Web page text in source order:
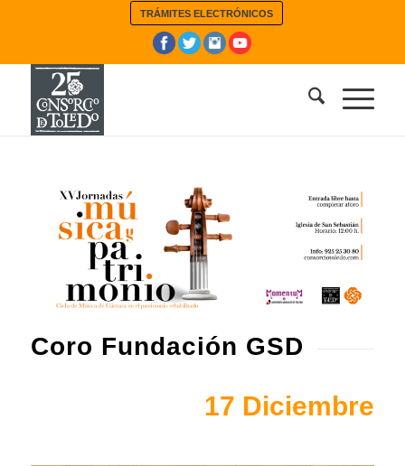
TRÁMITES ELECTRÓNICOS
Coro Fundación GSD
17 Diciembre